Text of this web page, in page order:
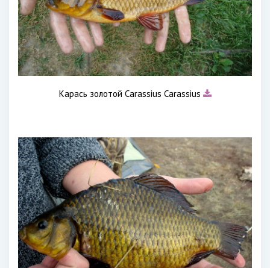
Карась золотой Carassius Carassius